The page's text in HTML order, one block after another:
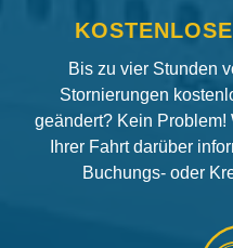
Bis zu vier Stunden
Stornierungen
geändert? Kein
Ihrer Fahrt darüber
Buchungs- oder